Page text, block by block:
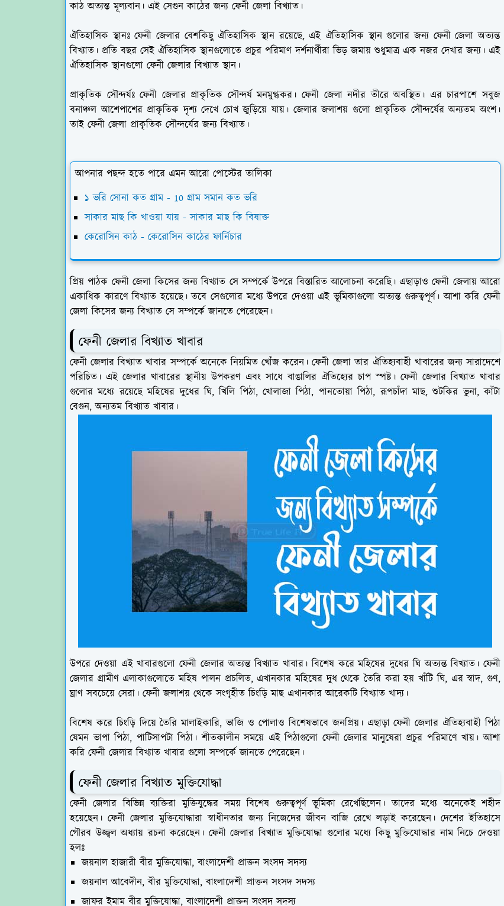
কাঠ অত্যন্ত মূল্যবান। এই সেগুন কাঠের জন্য ফেনী জেলা বিখ্যাত।
ঐতিহাসিক স্থানঃফেনী জেলার বেশকিছু ঐতিহাসিক স্থান রয়েছে, এই ঐতিহাসিক স্থান গুলোর জন্য ফেনী জেলা অত্যন্ত
বিখ্যাত। প্রতি বছর সেই ঐতিহাসিক স্থানগুলোতে প্রচুর পরিমাণ দর্শনার্থীরা ভিড় জমায় শুধুমাত্র এক নজর দেখার জন্য। এই
ঐতিহাসিক স্থানগুলো ফেনী জেলার বিখ্যাত স্থান।
প্রাকৃতিক সৌন্দর্যঃফেনী জেলার প্রাকৃতিক সৌন্দর্য মনমুগ্ধকর। ফেনী জেলা নদীর তীরে অবস্থিত। এর চারপাশে সবুজ
বনাঞ্চল আশেপাশের প্রাকৃতিক দৃশ্য দেখে চোখ জুড়িয়ে যায়। জেলার জলাশয় গুলো প্রাকৃতিক সৌন্দর্যের অন্যতম অংশ।
তাই ফেনী জেলা প্রাকৃতিক সৌন্দর্যের জন্য বিখ্যাত।
আপনার পছন্দ হতে পারে এমন আরো পোস্টের তালিকা
১ ভরি সোনা কত গ্রাম - 10 গ্রাম সমান কত ভরি
সাকার মাছ কি খাওয়া যায় - সাকার মাছ কি বিষাক্ত
কেরোসিন কাঠ - কেরোসিন কাঠের ফার্নিচার
প্রিয় পাঠক ফেনী জেলা কিসের জন্য বিখ্যাত সে সম্পর্কে উপরে বিস্তারিত আলোচনা করেছি। এছাড়াও ফেনী জেলায় আরো
একাধিক কারণে বিখ্যাত হয়েছে। তবে সেগুলোর মধ্যে উপরে দেওয়া এই ভূমিকাগুলো অত্যন্ত গুরুত্বপূর্ণ। আশা করি ফেনী
জেলা কিসের জন্য বিখ্যাত সে সম্পর্কে জানতে পেরেছেন।
ফেনী জেলার বিখ্যাত খাবার
ফেনী জেলার বিখ্যাত খাবার সম্পর্কে অনেকে নিয়মিত খোঁজ করেন। ফেনী জেলা তার ঐতিহ্যবাহী খাবারের জন্য সারাদেশে
পরিচিত। এই জেলার খাবারের স্থানীয় উপকরণ এবং সাধে বাঙালির ঐতিহ্যের চাপ স্পষ্ট। ফেনী জেলার বিখ্যাত খাবার
গুলোর মধ্যে রয়েছে মহিষের দুধের ঘি, খিলি পিঠা, খোলাজা পিঠা, পানতোয়া পিঠা, রূপচাঁদা মাছ, শুটকির ভুনা, কাঁটা
বেগুন, অন্যতম বিখ্যাত খাবার।
উপরে দেওয়া এই খাবারগুলো ফেনী জেলার অত্যন্ত বিখ্যাত খাবার। বিশেষ করে মহিষের দুধের ঘি অত্যন্ত বিখ্যাত। ফেনী
জেলার গ্রামীণ এলাকাগুলোতে মহিষ পালন প্রচলিত, এখানকার মহিষের দুধ থেকে তৈরি করা হয় খাঁটি ঘি, এর স্বাদ, গুণ,
ঘ্রাণ সবচেয়ে সেরা। ফেনী জলাশয় থেকে সংগৃহীত চিংড়ি মাছ এখানকার আরেকটি বিখ্যাত খাদ্য।
বিশেষ করে চিংড়ি দিয়ে তৈরি মালাইকারি, ভাজি ও পোলাও বিশেষভাবে জনপ্রিয়। এছাড়া ফেনী জেলার ঐতিহ্যবাহী পিঠা
যেমন ভাপা পিঠা, পাটিসাপটা পিঠা। শীতকালীন সময়ে এই পিঠাগুলো ফেনী জেলার মানুষেরা প্রচুর পরিমাণে খায়। আশা
করি ফেনী জেলার বিখ্যাত খাবার গুলো সম্পর্কে জানতে পেরেছেন।
ফেনী জেলার বিখ্যাত মুক্তিযোদ্ধা
ফেনী জেলার বিভিন্ন ব্যক্তিরা মুক্তিযুদ্ধের সময় বিশেষ গুরুত্বপূর্ণ ভূমিকা রেখেছিলেন। তাদের মধ্যে অনেকেই শহীদ
হয়েছেন। ফেনী জেলার মুক্তিযোদ্ধারা স্বাধীনতার জন্য নিজেদের জীবন বাজি রেখে লড়াই করেছেন। দেশের ইতিহাসে
গৌরব উজ্জ্বল অধ্যায় রচনা করেছেন। ফেনী জেলার বিখ্যাত মুক্তিযোদ্ধা গুলোর মধ্যে কিছু মুক্তিযোদ্ধার নাম নিচে দেওয়া
হলঃ
জয়নাল হাজারী বীর মুক্তিযোদ্ধা, বাংলাদেশী প্রাক্তন সংসদ সদস্য
জয়নাল আবেদীন, বীর মুক্তিযোদ্ধা, বাংলাদেশী প্রাক্তন সংসদ সদস্য
জাফর ইমাম বীর মুক্তিযোদ্ধা, বাংলাদেশী প্রাক্তন সংসদ সদস্য